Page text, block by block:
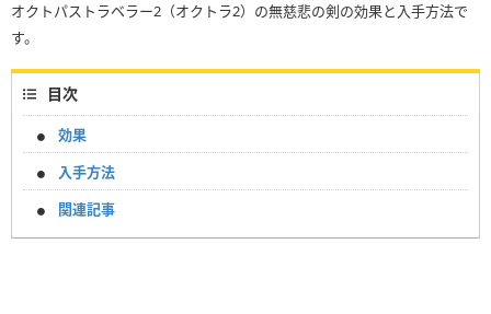
オクトパストラベラー2（オクトラ2）の無慈悲の剣の効果と入手方法で
す。
目次
効果
入手方法
関連記事